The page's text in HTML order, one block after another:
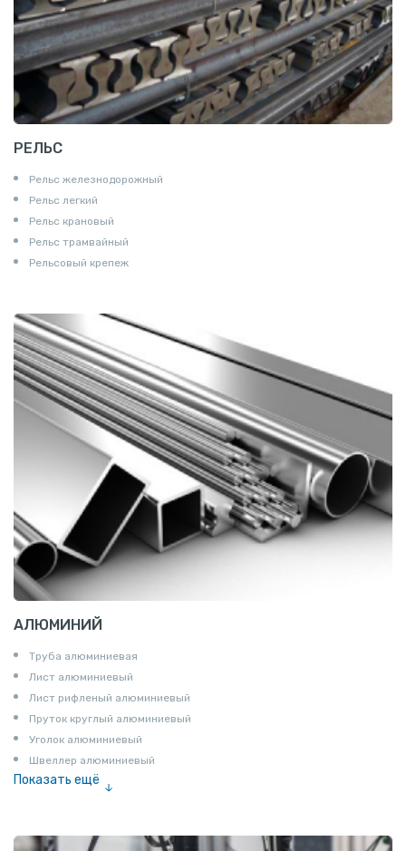
РЕЛЬС
Рельс железнодорожный
Рельс легкий
Рельс крановый
Рельс трамвайный
Рельсовый крепеж
АЛЮМИНИЙ
Труба алюминиевая
Лист алюминиевый
Лист рифленый алюминиевый
Пруток круглый алюминиевый
Уголок алюминиевый
Швеллер алюминиевый
Показать ещё
Шина электротехническая